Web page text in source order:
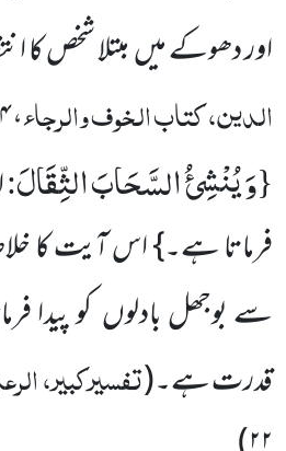
اور دھوکے میں مبتلا شخص کا
الدین، کتاب الخوف والرجاء،۴ / ۱۷۵
{وَ یُنْشِئُ السَّحَابَ الثِّقَالَ:
فرماتا ہے۔} اس آیت کا
سے بوجھل بادلوں کو پیدا
قدرت ہے۔(تفسیرکبیر،